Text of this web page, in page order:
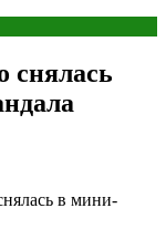
снялась
в мини-